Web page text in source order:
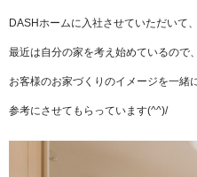
DASHホームに入社させていただいて
最近は自分の家を考え始めているので、
お客様のお家づくりのイメージを一緒
参考にさせてもらっています(^^)/